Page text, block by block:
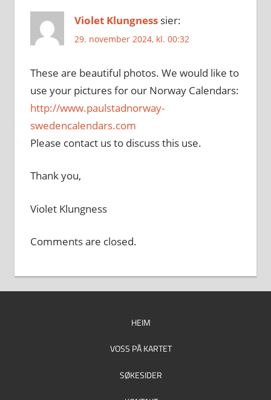
Violet Klungness sier:
29. november 2024, kl. 00:32
These are beautiful photos. We would like to
use your pictures for our Norway Calendars:
http://www.paulstadnorway-
swedencalendars.com
Please contact us to discuss this use.
Thank you,
Violet Klungness
Comments are closed.
HEIM
VOSS PÅ KARTET
SØKESIDER